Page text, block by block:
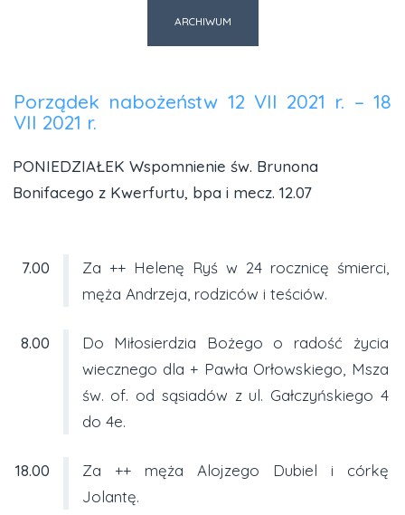
ARCHIWUM
Porządek nabożeństw 12 VII 2021 r. – 18
VII 2021 r.
PONIEDZIAŁEK Wspomnienie św. Brunona
Bonifacego z Kwerfurtu, bpa i mecz. 12.07
7.00
Za ++ Helenę Ryś w 24 rocznicę śmierci,
męża Andrzeja, rodziców i teściów.
8.00
Do Miłosierdzia Bożego o radość życia
wiecznego dla + Pawła Orłowskiego, Msza
św. of. od sąsiadów z ul. Gałczyńskiego 4
do 4e.
18.00
Za ++ męża Alojzego Dubiel i córkę
Jolantę.